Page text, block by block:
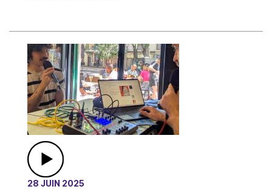
28 JUIN 2025